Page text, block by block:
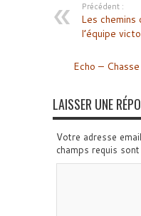
Précédent :
Les chemins
l’équipe
Echo –
LAISSER UNE
Votre adresse
champs requis